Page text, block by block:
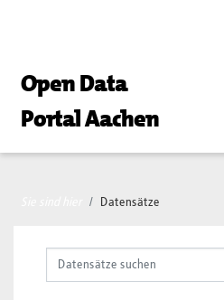
Open Data
Portal Aachen
Datensätze